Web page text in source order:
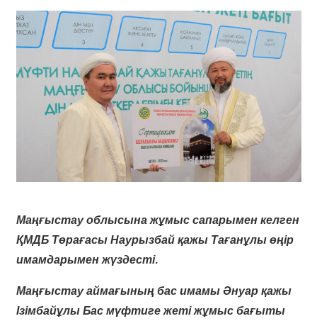
Маңғыстау облысына жұмыс сапарымен келген
ҚМДБ Төрағасы Наурызбай қажы Тағанұлы өңір
имамдарымен жүздесті.
Маңғыстау аймағының бас имамы Әнуар қажы
Ізімбайұлы Бас мүфтиге жеті жұмыс бағыты